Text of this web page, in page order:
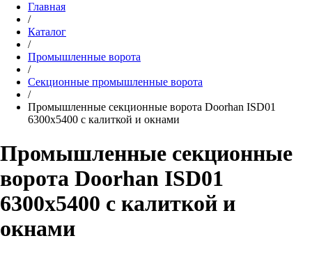
Главная
/
Каталог
/
Промышленные ворота
/
Секционные промышленные ворота
/
Промышленные секционные ворота Doorhan ISD01
6300x5400 с калиткой и окнами
Промышленные секционные
ворота Doorhan ISD01
6300x5400 с калиткой и
окнами